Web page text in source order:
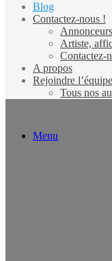
Blog
Contactez-nous !
Artiste,
Contactez-
A propos
Rejoindre
Tous nos
Menu